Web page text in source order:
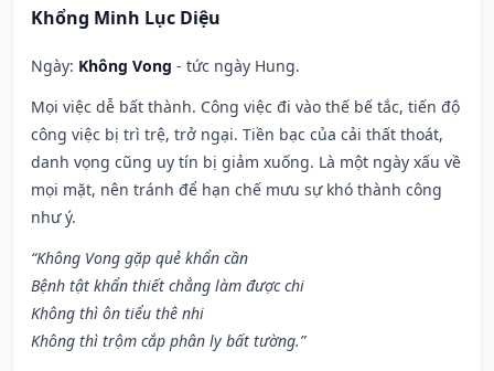
Khổng Minh Lục Diệu
Ngày: Không Vong - tức ngày Hung.
Mọi việc dễ bất thành. Công việc đi vào thế bế tắc, tiến độ
công việc bị trì trệ, trở ngại. Tiền bạc của cải thất thoát,
danh vọng cũng uy tín bị giảm xuống. Là một ngày xấu về
mọi mặt, nên tránh để hạn chế mưu sự khó thành công
như ý.
“Không Vong gặp quẻ khẩn cần
Bệnh tật khẩn thiết chẳng làm được chi
Không thì ôn tiểu thê nhi
Không thì trộm cắp phân ly bất tường.”